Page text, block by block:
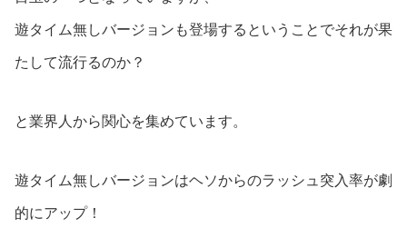
遊タイム無しバージョンも登場するということでそれが果
たして流行るのか？
と業界人から関心を集めています。
遊タイム無しバージョンはヘソからのラッシュ突入率が劇
的にアップ！